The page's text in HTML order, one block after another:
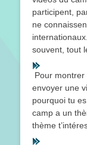
participent,
ne
souvent, tout
Pour
envoyer une
pourquoi tu
camp a un
thème